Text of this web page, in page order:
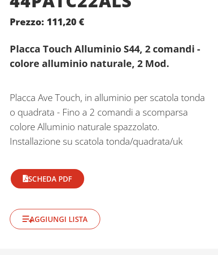
Prezzo: 111,20€
Placca Touch Alluminio S44, 2 comandi -
colore alluminio naturale, 2 Mod.
Placca Ave Touch, in alluminio per scatola tonda
o quadrata - Fino a 2 comandi a scomparsa
colore Alluminio naturale spazzolato.
Installazione su scatola tonda/quadrata/uk
SCHEDA PDF
AGGIUNGI LISTA